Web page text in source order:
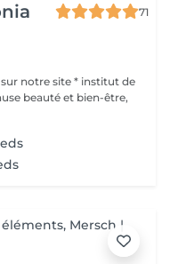
71
notre site * institut de